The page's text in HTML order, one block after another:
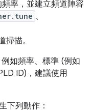
率，並建立頻道陣容
、
掃描。
如頻率、標準 (例如
ID)，建議使用
下列動作：